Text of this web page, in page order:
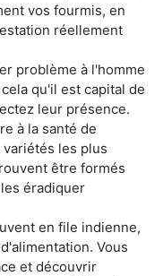
vos fourmis, en
réellement
problème à l'homme
qu'il est capital de
leur présence.
à la santé de
les plus
être formés
éradiquer
en file indienne,
Vous
et découvrir